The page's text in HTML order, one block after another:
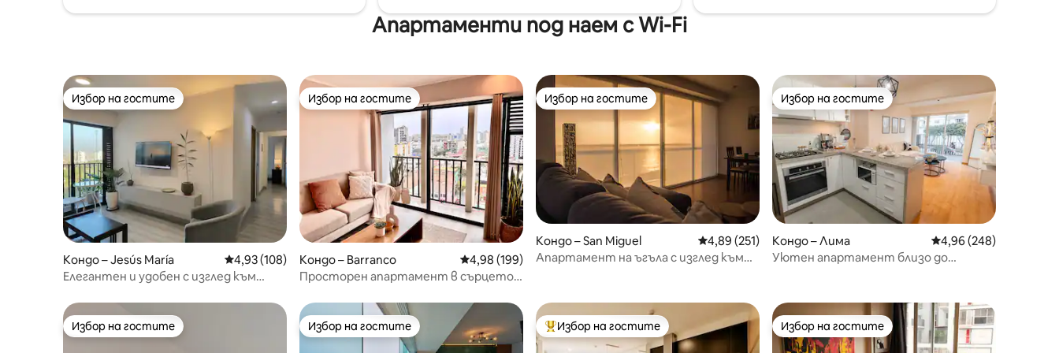
Апартаменти под наем с Wi-Fi
Избор на гостите
Избор на гостите
Кондо – Jesús María Средна оценка: 4,93 от 5, 108 отзива
4,93 (108)
Елегантен и удобен с изглед към
Избор на гостите
Избор на гостите
Кондо – Barranco Средна оценка: 4,98 от 5, 199 отзива
4,98 (199)
Просторен апартамент в сърцето
Избор на гостите
Избор на гостите
Кондо – San Miguel Средна оценка: 4,89 от 5, 251 отзива
4,89 (251)
Апартамент на ъгъла с изглед към
Избор на гостите
Избор на гостите
Кондо – Лима Средна оценка: 4,96
4,96 (248)
Уютен апартамент близо до
Избор на гостите
Избор на гостите Избор на гостите
Избор на гостите Най-популярен избор на гостите
Избор на гостите Избор на гостите
Избор на гостите